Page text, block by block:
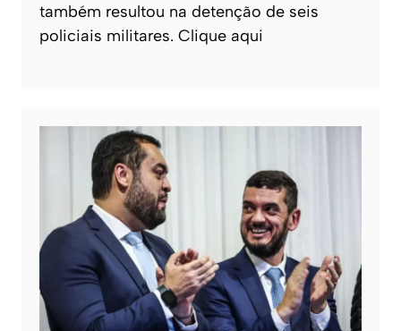
também resultou na detenção de seis
policiais militares. Clique aqui